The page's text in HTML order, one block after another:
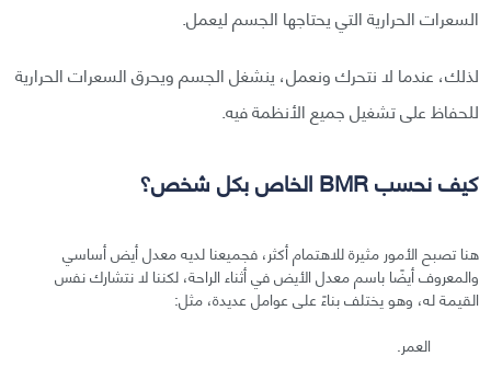
السعرات الحرارية التي يحتاجها الجسم ليعمل.
لذلك، عندما لا نتحرك ونعمل، ينشغل الجسم ويحرق السعرات الحرارية
للحفاظ على تشغيل جميع الأنظمة فيه.
كيف نحسب BMR الخاص بكل شخص؟
هنا تصبح الأمور مثيرة للاهتمام أكثر، فجميعنا لديه معدل أيض أساسي
والمعروف أيضًا باسم معدل الأيض في أثناء الراحة، لكننا لا نتشارك نفس
القيمة له، وهو يختلف بناءً على عوامل عديدة، مثل:
العمر.